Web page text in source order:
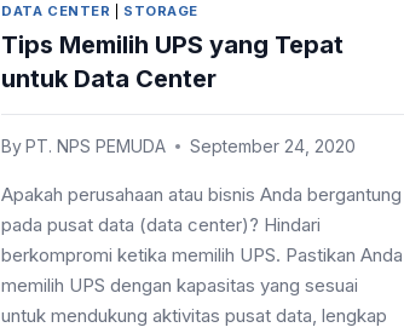
DATA CENTER STORAGE
Tips Memilih UPS yang Tepat
untuk Data Center
By PT. NPS PEMUDA September 24, 2020
Apakah perusahaan atau bisnis Anda bergantung
pada pusat data (data center)? Hindari
berkompromi ketika memilih UPS. Pastikan Anda
memilih UPS dengan kapasitas yang sesuai
untuk mendukung aktivitas pusat data, lengkap